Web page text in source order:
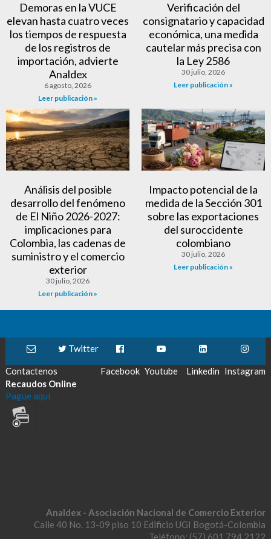
Demoras en la VUCE
elevan hasta cuatro veces
los tiempos de respuesta
de los registros de
importación, advierte
Analdex
6 agosto, 2026
Leer publicación »
Verificación del
consignatario y capacidad
económica, una medida
cautelar más precisa con
la Ley 2586
30 julio, 2026
Leer publicación »
Análisis del posible
desarrollo del fenómeno
de El Niño 2026-2027:
implicaciones para
Colombia, las cadenas de
suministro y el comercio
exterior
30 julio, 2026
Leer publicación »
Impacto potencial de la
medida de la Sección 301
sobre las exportaciones
del suroccidente
colombiano
30 julio, 2026
Leer publicación »
Contactenos
Twitter
Facebook Youtube Linkedin Instagram
Recaudos Online
Pague aquí
Analdex - Asociación Nacional de Comercio Exterior
Calle 40 No. 13-09 piso 10 Edificio UGI Bogotá-Colombia
Teléfono: (57) 601 794 2122